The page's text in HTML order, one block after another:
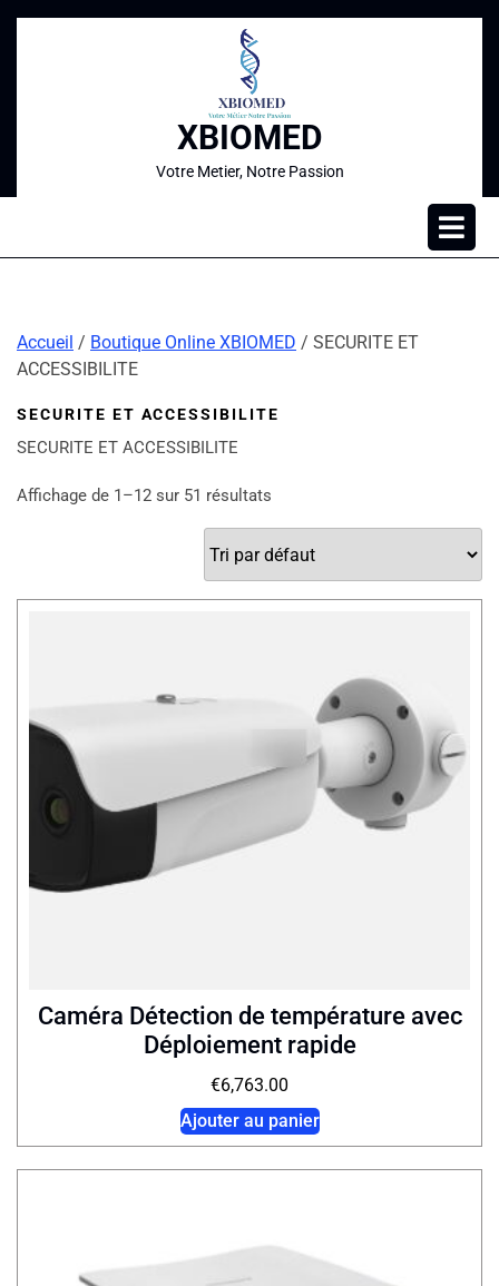
XBIOMED
Votre Metier, Notre Passion
Accueil / Boutique Online XBIOMED / SECURITE ET
ACCESSIBILITE
SECURITE ET ACCESSIBILITE
SECURITE ET ACCESSIBILITE
Affichage de 1–12 sur 51 résultats
Caméra Détection de température avec
Déploiement rapide
€6,763.00
Ajouter au panier